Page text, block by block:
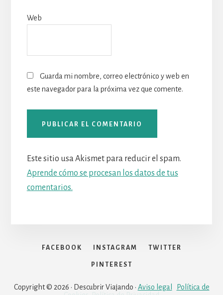
Web
Guarda mi nombre, correo electrónico y web en
este navegador para la próxima vez que comente.
Este sitio usa Akismet para reducir el spam.
Aprende cómo se procesan los datos de tus
comentarios.
FACEBOOK INSTAGRAM TWITTER
PINTEREST
Copyright © 2026 · Descubrir Viajando · Aviso legal
Política de